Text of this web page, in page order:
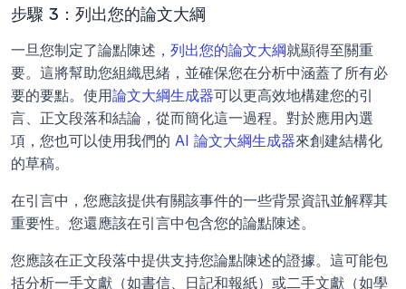
步驟 3：列出您的論文大綱
一旦您制定了論點陳述， 列出您的論文大綱就顯得至關重
要。這將幫助您組織思緒，並確保您在分析中涵蓋了所有必
要的要點。使用論文大綱生成器可以更高效地構建您的引
言、正文段落和結論，從而簡化這一過程。對於應用內選
項，您也可以使用我們的 AI 論文大綱生成器來創建結構化
的草稿。
在引言中，您應該提供有關該事件的一些背景資訊並解釋其
重要性。您還應該在引言中包含您的論點陳述。
您應該在正文段落中提供支持您論點陳述的證據。這可能包
括分析一手文獻（如書信、日記和報紙）或二手文獻（如學